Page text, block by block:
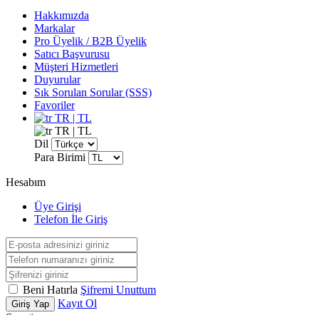
Hakkımızda
Markalar
Pro Üyelik / B2B Üyelik
Satıcı Başvurusu
Müşteri Hizmetleri
Duyurular
Sık Sorulan Sorular (SSS)
Favoriler
TR | TL
TR | TL
Dil
Para Birimi
Hesabım
Üye Girişi
Telefon İle Giriş
Beni Hatırla Şifremi Unuttum
Giriş Yap
Kayıt Ol